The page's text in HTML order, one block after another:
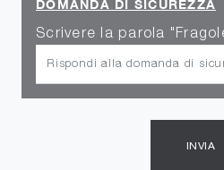
DOMANDA DI SICUREZZA
Scrivere la parola
INVIA